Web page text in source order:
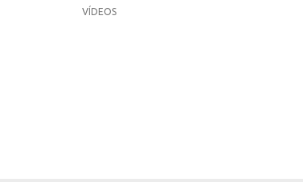
VÍDEOS